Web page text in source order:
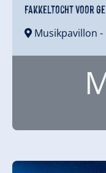
Fakkeltocht voor
Musikpavillon -